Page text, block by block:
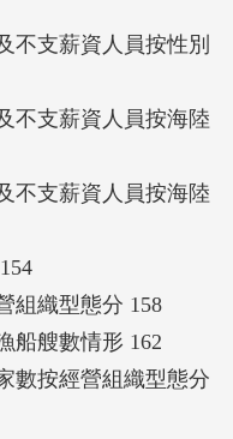
不支薪資人員按性別
不支薪資人員按海陸
不支薪資人員按海陸
組織型態分 158
船艘數情形 162
數按經營組織型態分